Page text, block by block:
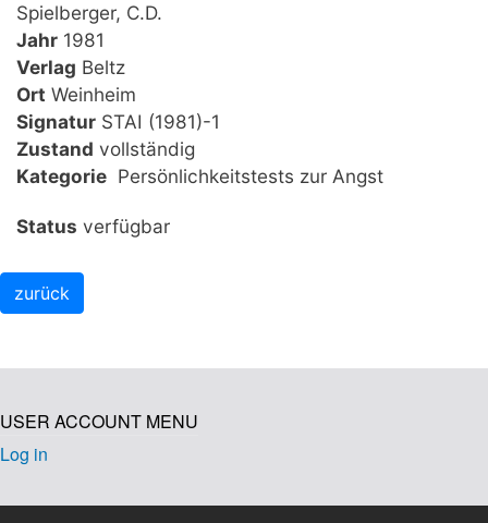
Spielberger, C.D.
Jahr 1981
Verlag Beltz
Ort Weinheim
Signatur STAI (1981)-1
Zustand vollständig
Kategorie Persönlichkeitstests zur Angst
Status verfügbar
USER ACCOUNT MENU
Log in